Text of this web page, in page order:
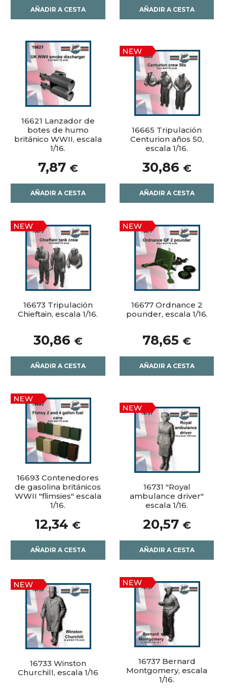
AÑADIR A CESTA AÑADIR A CESTA
16621 Lanzador de
botes de humo
británico WWII, escala
1/16.
7,87 €
AÑADIR A CESTA
16665 Tripulación
Centurion años 50,
escala 1/16.
30,86 €
AÑADIR A CESTA
16673 Tripulación
Chieftain, escala 1/16.
30,86 €
AÑADIR A CESTA
16677 Ordnance 2
pounder, escala 1/16.
78,65 €
AÑADIR A CESTA
16693 Contenedores
de gasolina británicos
WWII "flimsies" escala
1/16.
12,34 €
AÑADIR A CESTA
16731 "Royal
ambulance driver"
escala 1/16.
20,57 €
AÑADIR A CESTA
16733 Winston
Churchill, escala 1/16
16737 Bernard
Montgomery, escala
1/16.